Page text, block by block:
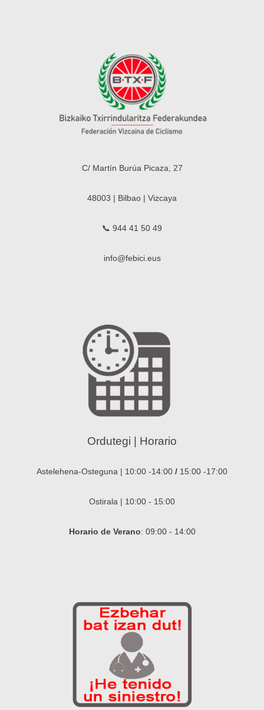
C/ Martín Burúa Picaza, 27
48003 | Bilbao | Vizcaya
📞 944 41 50 49
info@febici.eus
Ordutegi | Horario
Astelehena-Osteguna | 10:00 -14:00 / 15:00 -17:00
Ostirala | 10:00 - 15:00
Horario de Verano: 09:00 - 14:00